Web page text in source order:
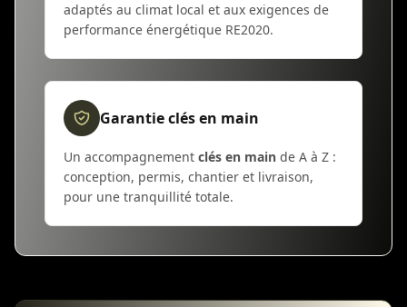
adaptés au climat local et aux exigences de
performance énergétique RE2020.
Garantie clés en main
Un accompagnement clés en main de A à Z :
conception, permis, chantier et livraison,
pour une tranquillité totale.